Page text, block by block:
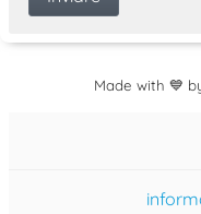
Made with 💙